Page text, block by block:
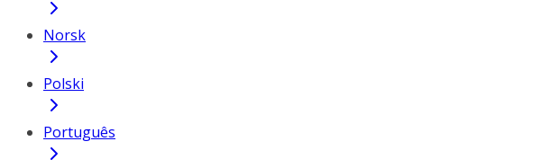
Norsk
Polski
Português